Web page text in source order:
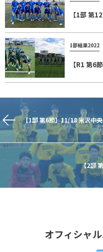
【1部 第
1部結果2022
【R1 第6
【1部 第6節】11/18 米沢中
【2部
オフィシャ